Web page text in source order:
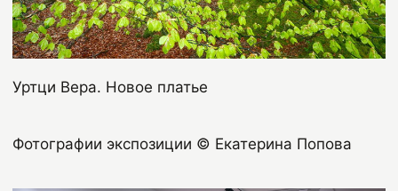
Уртци Вера. Новое платье
Фотографии экспозиции © Екатерина Попова